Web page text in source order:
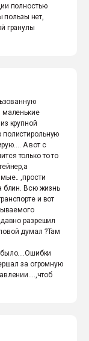
полностью
пользы нет,
гранулы
маленькие
крупной
полистирольную
А вот с
только то то
,прости
блин. Всю жизнь
и вот
разрешил
думал ?Там
за огромную